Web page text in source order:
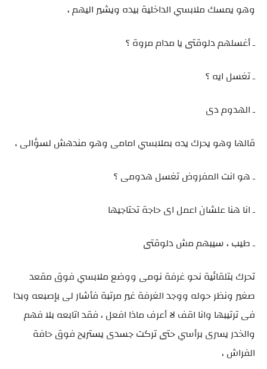
وهو يمسك ملابسي الداخلية بيده ويشير اليهم ،
ـ أغسلهم دلوقتى يا مدام مروة ؟
ـ تغسل ايه ؟
ـ الهدوم دى
قالها وهو يحرك يده بملابسي امامى وهو مندهش لسؤالى ،
ـ هو انت المفروض تغسل هدومى ؟
ـ انا هنا علشان اعمل اى حاجة تحتاجيها
ـ طيب ، سيبهم مش دلوقتى
تحرك بتلقائية نحو غرفة نومى ووضع ملابسي فوق مقعد
صغير ونظر حوله ووجد الغرفة غير مرتبة فأشار لى بإصبعه وبدا
فى ترتيبها وانا اقف لا أعرف ماذا افعل ، فقد اتابعه بلا فهم
والخدر يسرى برأسي حتى تركت جسدى يستريح فوق حافة
الفراش ،